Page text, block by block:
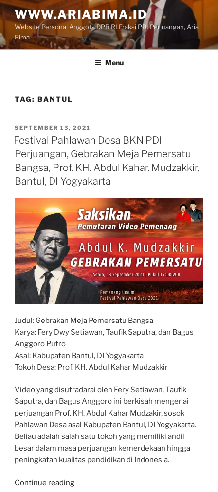
Skip
to
content
WWW.ARIABIMA.ID
Website Personal Anggota DPR RI Fraksi PDI Perjuangan, Aria
Bima
Menu
TAG: BANTUL
POSTED
ON
SEPTEMBER 13, 2021
Festival Pahlawan Desa BKN PDI
Perjuangan, Gebrakan Meja Pemersatu
Bangsa, Prof. KH. Abdul Kahar, Mudzakkir,
Bantul, DI Yogyakarta
Judul: Gebrakan Meja Pemersatu Bangsa
Karya: Fery Dwy Setiawan, Taufik Saputra, dan Bagus
Anggoro Putro
Asal: Kabupaten Bantul, DI Yogyakarta
Tokoh Desa: Prof. KH. Abdul Kahar Mudzakkir
Video yang disutradarai oleh Fery Setiawan, Taufik
Saputra, dan Bagus Anggoro ini berkisah mengenai
perjuangan Prof. KH. Abdul Kahar Mudzakir, sosok
Pahlawan Desa asal Kabupaten Bantul, DI Yogyakarta.
Beliau adalah salah satu tokoh yang memiliki andil
besar dalam masa perjuangan kemerdekaan hingga
peningkatan kualitas pendidikan di Indonesia.
Continue reading“Festival